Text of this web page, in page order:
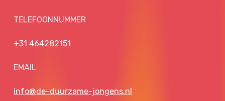
TELEFOONNUMMER
+31 464282151
EMAIL
info@de-duurzame-jongens.nl